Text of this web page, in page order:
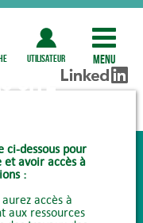
utilisateur Menu
site
dessous pour
et avoir accès à
:
accès à
aux ressources